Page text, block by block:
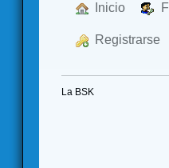
Inicio
Registrarse
La BSK